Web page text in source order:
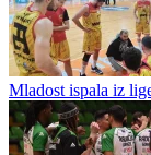
Jahorina u Širokom